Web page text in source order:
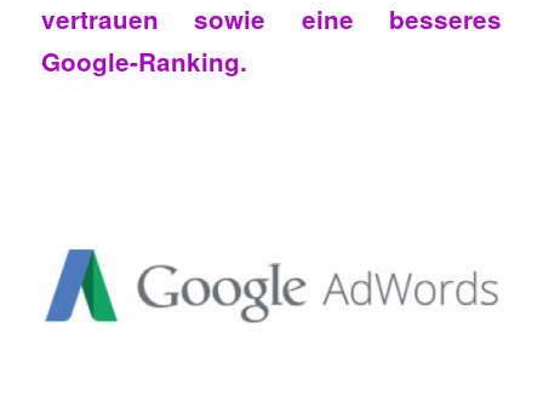
vertrauen sowie eine besseres
Google-Ranking.